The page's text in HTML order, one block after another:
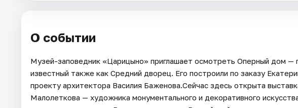
О событии
Музей-заповедник «Царицыно» приглашает осмотреть Оперный дом —
известный также как Средний дворец. Его построили по заказу
проекту архитектора Василия Баженова.Сейчас здесь открыта
Малолеткова — художника монументального и декоративного